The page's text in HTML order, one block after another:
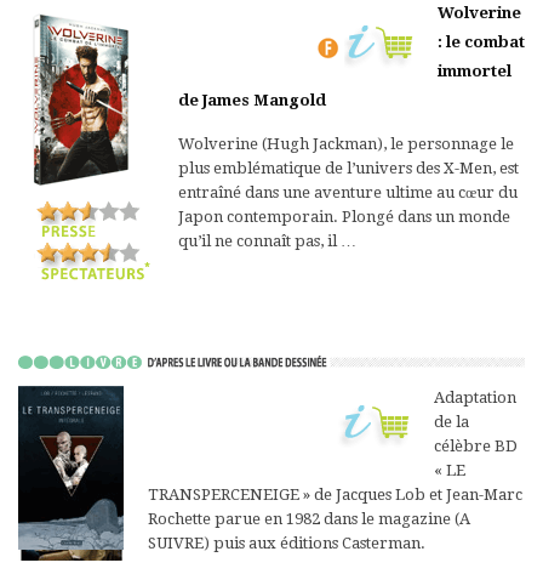
Wolverine
: le combat
immortel
de James Mangold
Wolverine (Hugh Jackman), le personnage le
plus emblématique de l’univers des X-Men, est
entraîné dans une aventure ultime au cœur du
Japon contemporain. Plongé dans un monde
qu’il ne connaît pas, il …
Adaptation
de la
célèbre BD
« LE
TRANSPERCENEIGE » de Jacques Lob et Jean-Marc
Rochette parue en 1982 dans le magazine (A
SUIVRE) puis aux éditions Casterman.